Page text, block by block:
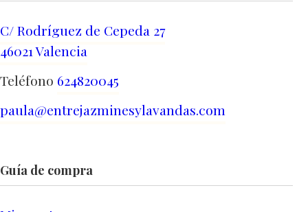
C/ Rodríguez de Cepeda 27
46021 Valencia
Teléfono 624820045
paula@entrejazminesylavandas.com
Guía de compra